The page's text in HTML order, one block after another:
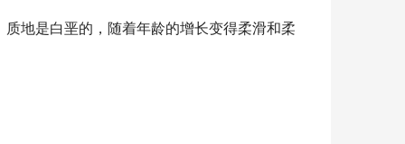
地是白垩的，随着年龄的增长变得柔滑和柔